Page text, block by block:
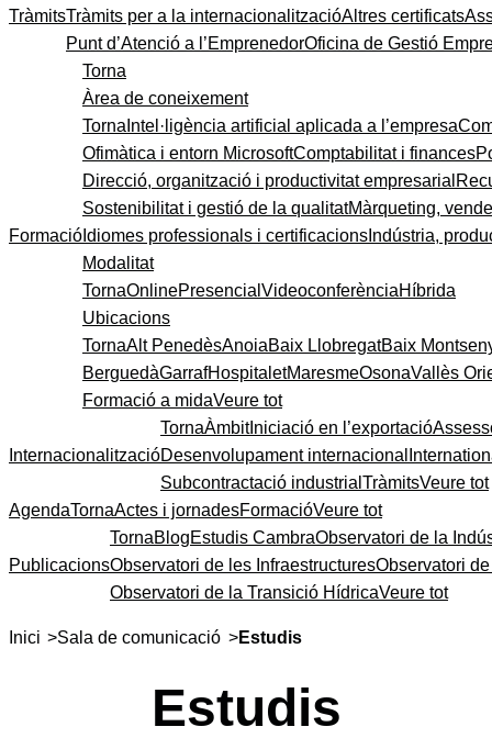
TràmitsTràmits per a la internacionalitzacióAltres certificats
Punt d’Atenció a l’EmprenedorOficina de Gestió
Formació
Torna
Àrea de coneixement
Torna Intel·ligència artificial aplicada a l’empresa
Ofimàtica i entorn MicrosoftComptabilitat i finances
Direcció, organització i productivitat empresarial
Sostenibilitat i gestió de la qualitatMàrqueting,
Idiomes professionals i certificacions Indústria,
Modalitat
TornaOnlinePresencial VideoconferènciaHíbrida
Ubicacions
TornaAlt PenedèsAnoiaBaix LlobregatBaix
BerguedàGarrafHospitaletMaresmeOsonaVallès
Formació a midaVeure tot
Internacionalització
TornaÀmbitIniciació en l’exportació
Desenvolupament internacional
Subcontractació industrial TràmitsVeure tot
AgendaTornaActes i jornadesFormacióVeure tot
Publicacions
TornaBlogEstudis CambraObservatori de la
Observatori de les InfraestructuresObservatori
Observatori de la Transició HídricaVeure tot
Inici >Sala de comunicació >Estudis
Estudis